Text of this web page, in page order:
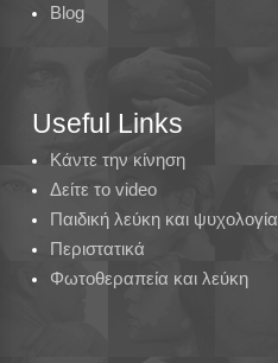
Blog
Useful Links
Κάντε την κίνηση
Δείτε το video
Παιδική λεύκη και ψυχολογία
Περιστατικά
Φωτοθεραπεία και λεύκη